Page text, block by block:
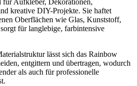
für Aufkleber, Dekorationen,
kreative DIY-Projekte. Sie haftet
Oberflächen wie Glas, Kunststoff,
für langlebige, farbintensive
lässt sich das Rainbow
entgittern und übertragen, wodurch
als auch für professionelle